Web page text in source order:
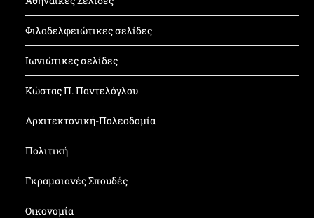
Φιλαδελφειώτικες σελίδες
Ιωνιώτικες σελίδες
Κώστας Π. Παντελόγλου
Αρχιτεκτονική-Πολεοδομία
Πολιτική
Γκραμσιανές Σπουδές
Οικονομία